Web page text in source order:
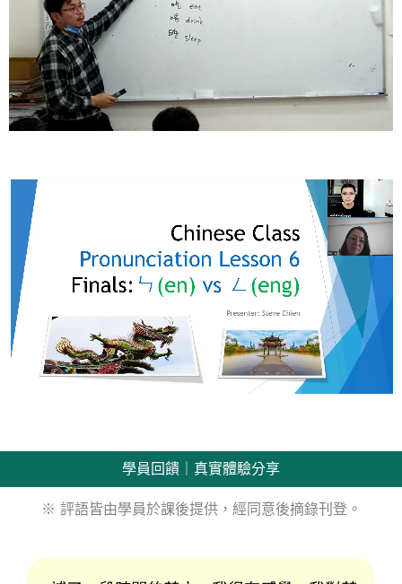
學員回饋｜真實體驗分享
※ 評語皆由學員於課後提供，經同意後摘錄刊登。